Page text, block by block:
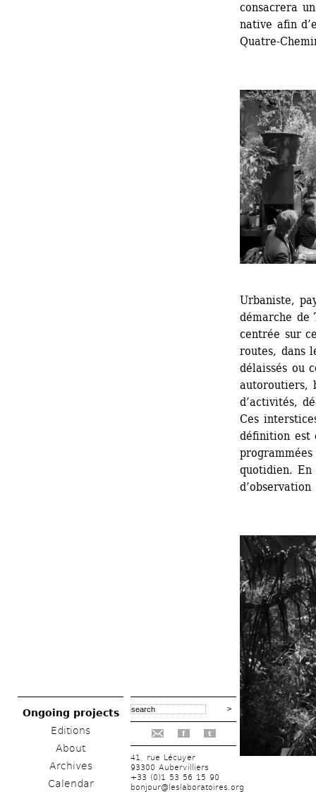
Ongoing projects
Editions
About
Archives
Calendar
f t
41, rue Lécuyer
93300 Aubervilliers
+33 (0)1 53 56 15 90
bonjour@leslaboratoires.org
consacrera
native afin
Quatre-
Urbaniste,
démarche de
centrée sur
routes, dans
délaissés ou
autoroutiers,
d’activités,
Ces
définition est
quotidien.